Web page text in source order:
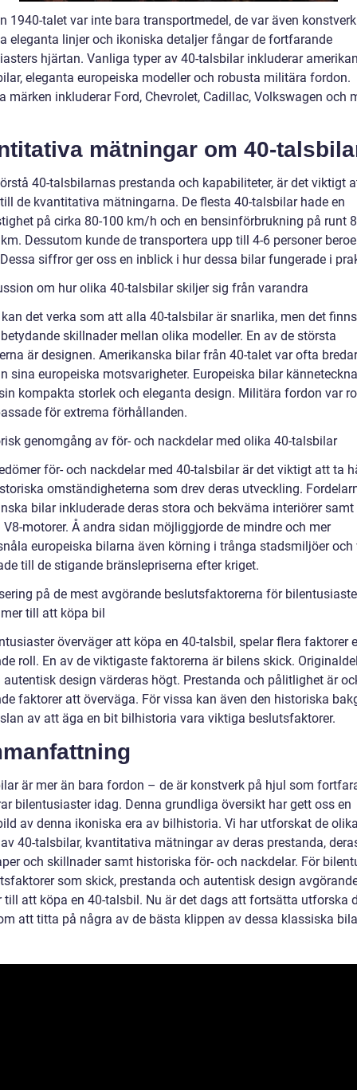
1940-talet var inte bara transportmedel, de var även
eleganta linjer och ikoniska detaljer fångar de fortfarande
hjärtan. Vanliga typer av 40-talsbilar inkluderar
eleganta europeiska modeller och robusta militära fordon.
märken inkluderar Ford, Chevrolet, Cadillac, Volkswagen och
mätningar om 40-
40-talsbilarnas prestanda och kapabiliteter, är det viktigt
de kvantitativa mätningarna. De flesta 40-talsbilar hade en
på cirka 80-100 km/h och en bensinförbrukning på runt
Dessutom kunde de transportera upp till 4-6 personer
siffror ger oss en inblick i hur dessa bilar fungerade i
om hur olika 40-talsbilar skiljer sig från varandra
det verka som att alla 40-talsbilar är snarlika, men det finns
skillnader mellan olika modeller. En av de största
är designen. Amerikanska bilar från 40-talet var ofta
sina europeiska motsvarigheter. Europeiska bilar
kompakta storlek och eleganta design. Militära fordon var
för extrema förhållanden.
genomgång av för- och nackdelar med olika 40-talsbilar
för- och nackdelar med 40-talsbilar är det viktigt att ta
omständigheterna som drev deras utveckling.
bilar inkluderade deras stora och bekväma interiörer samt
motorer. Å andra sidan möjliggjorde de mindre och mer
europeiska bilarna även körning i trånga stadsmiljöer och
till de stigande bränslepriserna efter kriget.
på de mest avgörande beslutsfaktorerna för
till att köpa bil
överväger att köpa en 40-talsbil, spelar flera faktorer
roll. En av de viktigaste faktorerna är bilens skick.
autentisk design värderas högt. Prestanda och pålitlighet är
faktorer att överväga. För vissa kan även den historiska
av att äga en bit bilhistoria vara viktiga beslutsfaktorer.
är mer än bara fordon – de är konstverk på hjul som
bilentusiaster idag. Denna grundliga översikt har gett oss en
av denna ikoniska era av bilhistoria. Vi har utforskat de
40-talsbilar, kvantitativa mätningar av deras prestanda,
och skillnader samt historiska för- och nackdelar. För
som skick, prestanda och autentisk design
till att köpa en 40-talsbil. Nu är det dags att fortsätta utforska
att titta på några av de bästa klippen av dessa klassiska